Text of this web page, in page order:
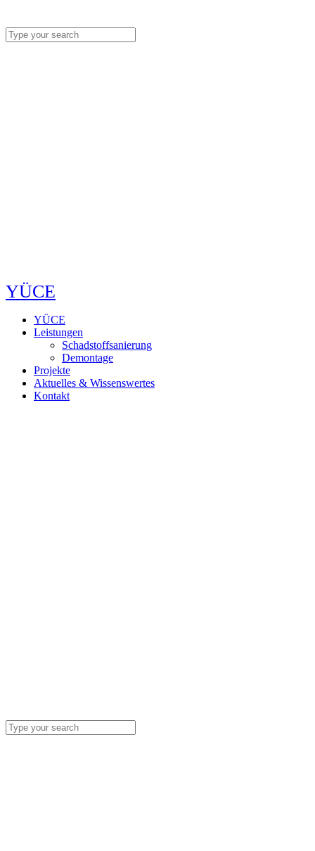
YÜCE
YÜCE
Leistungen
Schadstoffsanierung
Demontage
Projekte
Aktuelles & Wissenswertes
Kontakt